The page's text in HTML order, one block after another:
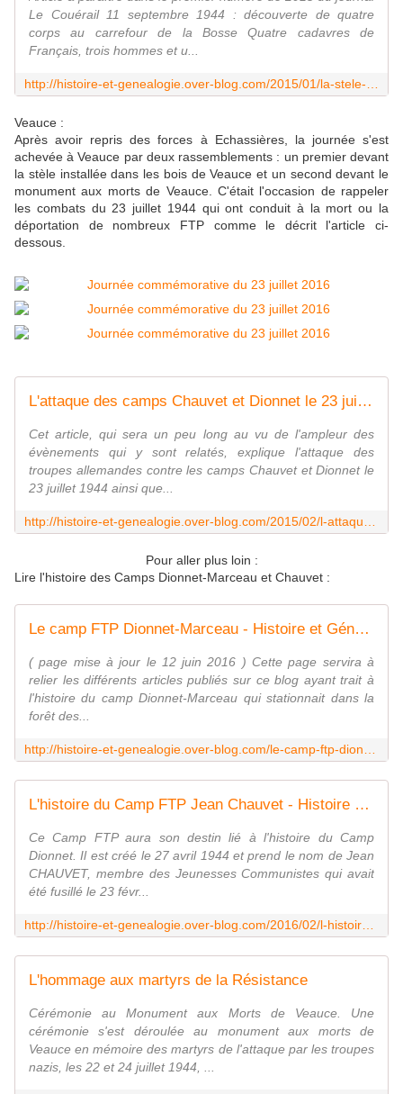
Le Couérail 11 septembre 1944 : découverte de quatre
corps au carrefour de la Bosse Quatre cadavres de
Français, trois hommes et u...
Veauce :
Après avoir repris des forces à Echassières, la journée s'est
achevée à Veauce par deux rassemblements : un premier devant
la stèle installée dans les bois de Veauce et un second devant le
monument aux morts de Veauce. C'était l'occasion de rappeler
les combats du 23 juillet 1944 qui ont conduit à la mort ou la
déportation de nombreux FTP comme le décrit l'article ci-
dessous.
L'attaque des camps Chauvet et Dionnet le 23 juillet 1944 - Histoire et Généalogie
Cet article, qui sera un peu long au vu de l'ampleur des
évènements qui y sont relatés, explique l'attaque des
troupes allemandes contre les camps Chauvet et Dionnet le
23 juillet 1944 ainsi que...
Pour aller plus loin :
Lire l'histoire des Camps Dionnet-Marceau et Chauvet :
Le camp FTP Dionnet-Marceau - Histoire et Généalogie
( page mise à jour le 12 juin 2016 ) Cette page servira à
relier les différents articles publiés sur ce blog ayant trait à
l'histoire du camp Dionnet-Marceau qui stationnait dans la
forêt des...
L'histoire du Camp FTP Jean Chauvet - Histoire et Généalogie
Ce Camp FTP aura son destin lié à l'histoire du Camp
Dionnet. Il est créé le 27 avril 1944 et prend le nom de Jean
CHAUVET, membre des Jeunesses Communistes qui avait
été fusillé le 23 févr...
L'hommage aux martyrs de la Résistance
Cérémonie au Monument aux Morts de Veauce. Une
cérémonie s'est déroulée au monument aux morts de
Veauce en mémoire des martyrs de l'attaque par les troupes
nazis, les 22 et 24 juillet 1944, ...